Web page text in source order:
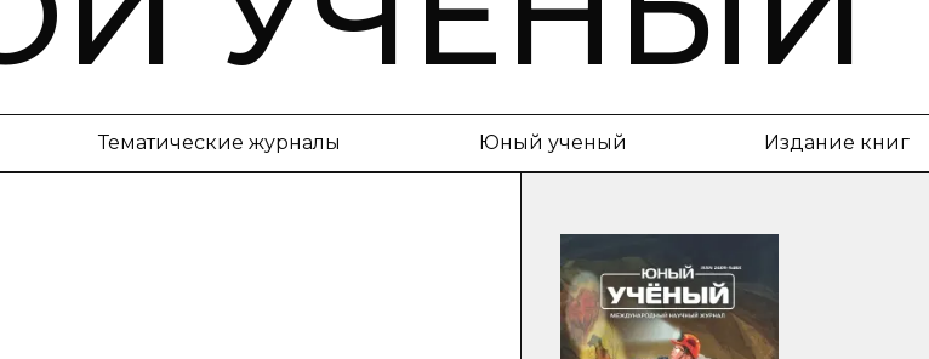
Тематические журналы Юный ученый Издание книг